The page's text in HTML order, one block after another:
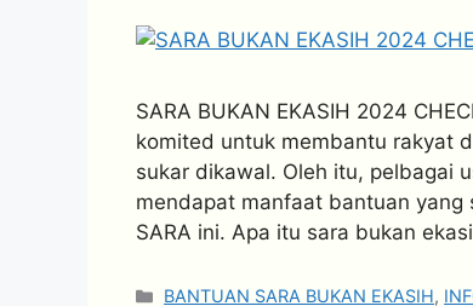
SARA BUKAN EKASIH 2024
komited untuk membantu rakyat
sukar dikawal. Oleh itu, pelbagai
mendapat manfaat bantuan
SARA ini. Apa itu sara bukan
Categories
BANTUAN SARA BUKAN EKASIH,